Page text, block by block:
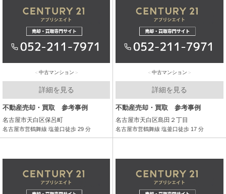
中古マンション
詳細を見る
不動産売却・買取 参考事例
名古屋市天白区保呂町
名古屋市営鶴舞線 塩釜口徒歩 29 分
中古マンション
詳細を見る
不動産売却・買取 参考事例
名古屋市天白区島田２丁目
名古屋市営鶴舞線 塩釜口徒歩 17 分